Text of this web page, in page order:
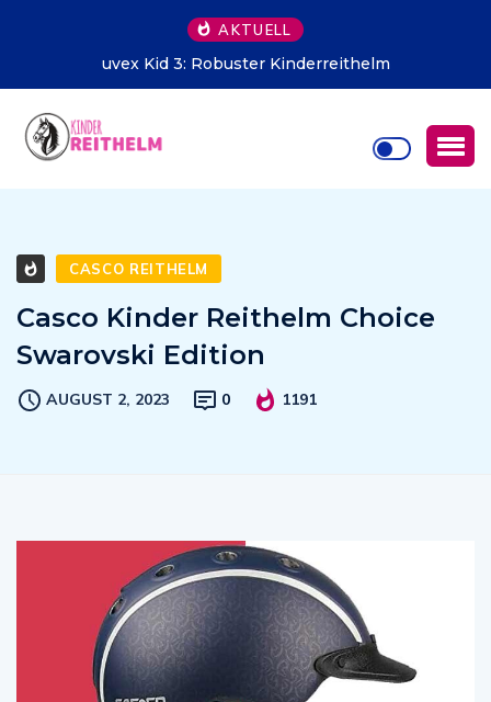
AKTUELL
uvex Kid 3: Robuster Kinderreithelm
CASCO REITHELM
Casco Kinder Reithelm Choice
Swarovski Edition
AUGUST 2, 2023 0 1191